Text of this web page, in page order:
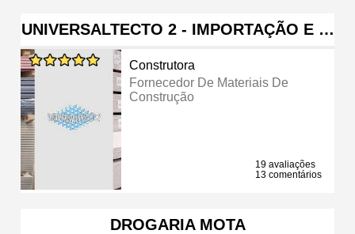
UNIVERSALTECTO 2 - IMPORTAÇÃO E …
Construtora
Fornecedor De Materiais De
Construção
19 avaliações
13 comentários
DROGARIA MOTA